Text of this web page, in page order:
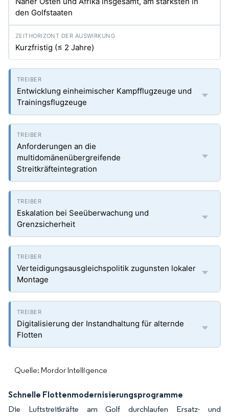
den Golfstaaten
Kurzfristig (≤ 2 Jahre)
Entwicklung einheimischer Kampfflugzeuge und
Trainingsflugzeuge
Anforderungen an die
multidomänenübergreifende
Streitkräfteintegration
Eskalation bei Seeüberwachung und
Grenzsicherheit
Verteidigungsausgleichspolitik zugunsten lokaler
Montage
Digitalisierung der Instandhaltung für alternde
Flotten
Quelle: Mordor Intelligence
Schnelle Flottenmodernisierungsprogramme
Die Luftstreitkräfte am Golf durchlaufen Ersatz- und